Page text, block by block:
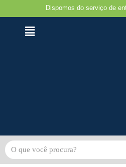
Avançar
Dispomos do serviço de entrega e